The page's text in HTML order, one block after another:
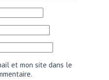
et mon site dans le